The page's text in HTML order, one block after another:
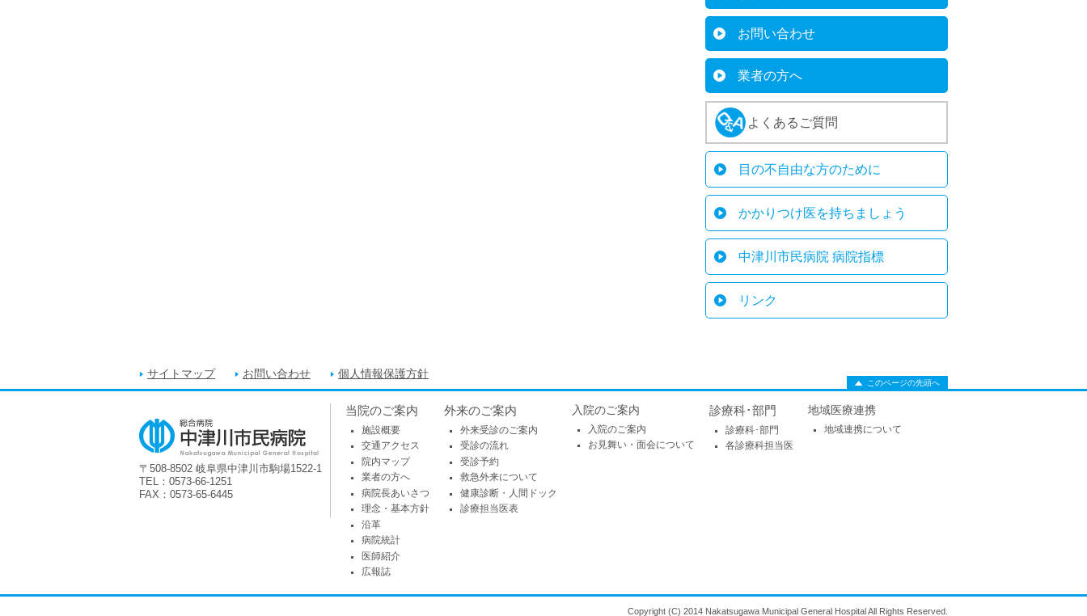
お問い合わせ
業者の方へ
よくあるご質問
目の不自由な方のために
かかりつけ医を持ちましょう
中津川市民病院 病院指標
リンク
サイトマップ お問い合わせ 個人情報保護方針
このページの先頭へ
〒508-8502 岐阜県中津川市駒場1522-1
TEL：0573-66-1251
FAX：0573-65-6445
当院のご案内
施設概要
交通アクセス
院内マップ
業者の方へ
病院長あいさつ
理念・基本方針
沿革
病院統計
医師紹介
広報誌
外来のご案内
外来受診のご案内
受診の流れ
受診予約
救急外来について
健康診断・人間ドック
診療担当医表
入院のご案内
入院のご案内
お見舞い・面会について
診療科･部門
診療科･部門
各診療科担当医
地域医療連携
地域連携について
Copyright (C) 2014 Nakatsugawa Municipal General Hospital All Rights Reserved.